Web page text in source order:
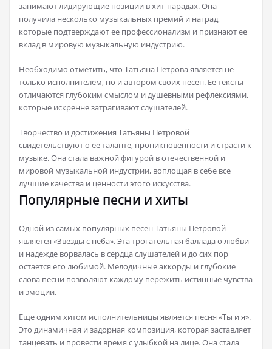
занимают лидирующие позиции в хит-парадах. Она
получила несколько музыкальных премий и наград,
которые подтверждают ее профессионализм и признают ее
вклад в мировую музыкальную индустрию.
Необходимо отметить, что Татьяна Петрова является не
только исполнителем, но и автором своих песен. Ее тексты
отличаются глубоким смыслом и душевными рефлексиями,
которые искренне затрагивают слушателей.
Творчество и достижения Татьяны Петровой
свидетельствуют о ее таланте, проникновенности и страсти к
музыке. Она стала важной фигурой в отечественной и
мировой музыкальной индустрии, воплощая в себе все
лучшие качества и ценности этого искусства.
Популярные песни и хиты
Одной из самых популярных песен Татьяны Петровой
является «Звезды с неба». Эта трогательная баллада о любви
и надежде ворвалась в сердца слушателей и до сих пор
остается его любимой. Мелодичные аккорды и глубокие
слова песни позволяют каждому пережить истинные чувства
и эмоции.
Еще одним хитом исполнительницы является песня «Ты и я».
Это динамичная и задорная композиция, которая заставляет
танцевать и провести время с улыбкой на лице. Она стала